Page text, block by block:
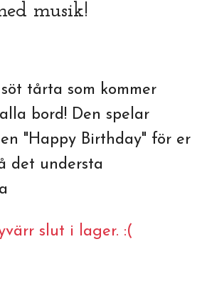
musik!
tårta som kommer
bord! Den spelar
"Happy Birthday" för er
det understa
slut i lager. :(